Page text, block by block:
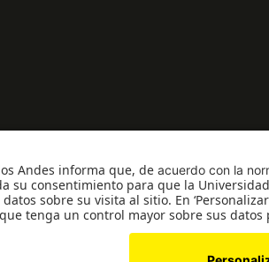
como Universidad: Decreto